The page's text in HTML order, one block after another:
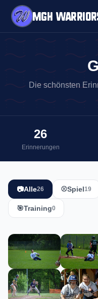
MGH
Die schönsten
26
Erinnerungen
📷Alle26 ⚾Spiel19
🎯Training0